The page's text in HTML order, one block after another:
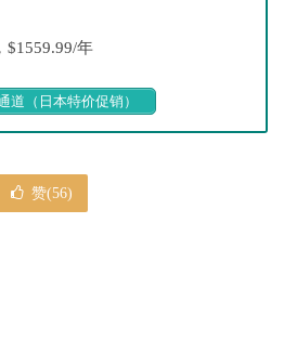
$1559.99/年
道（日本特价促销）
赞(56)